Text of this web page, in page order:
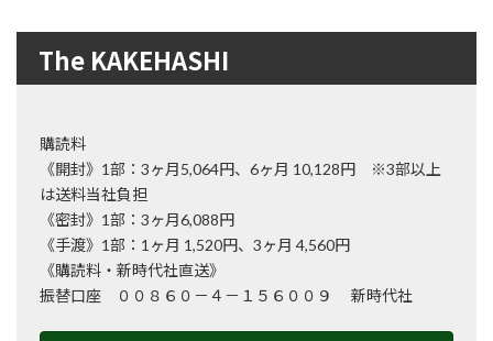
The KAKEHASHI
購読料
《開封》1部：3ヶ月5,064円、6ヶ月 10,128円 ※3部以上
は送料当社負担
《密封》1部：3ヶ月6,088円
《手渡》1部：1ヶ月 1,520円、3ヶ月 4,560円
《購読料・新時代社直送》
振替口座 ００８６０－４－１５６００９ 新時代社